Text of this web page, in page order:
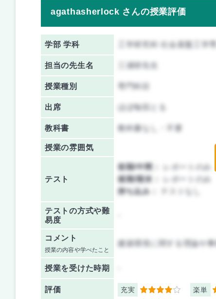
agathasherlock さんの授業評価
学部 学科 工学研究科 社会基盤工学専
担当の先生名 三浦研先生
授業種別 専門科目
出席 ほぼ毎回とる
教科書 教科書なし・不要
授業の雰囲気
テスト
前期/中間：
レポートのみ
後期/期末：
レポートのみ
持ち込み：
テストの方式や難
易度
コメント
授業の内容や学べたこと
建築環境に関する理論や事
授業を受けた時期
評価 充実 4 楽単